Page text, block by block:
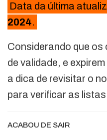
Data da última
2024.
Considerando que
de validade, e
a dica de revisitar o
para verificar as
ACABOU DE SAIR